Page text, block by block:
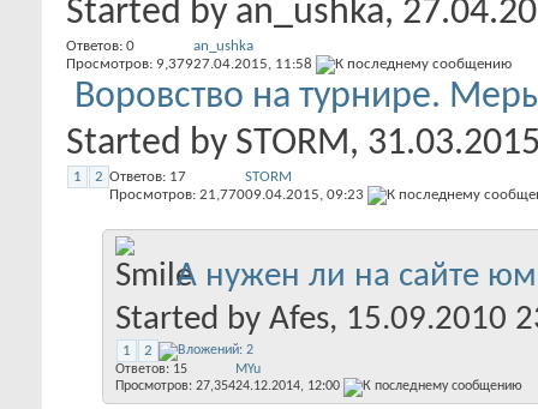
Started by an_ushka,
Ответов: 0
Просмотров: 9,379
an_ushka
27.04.2015, 11:58
Воровство на турнире.
Started by STORM,
1 2 Ответов: 17
Просмотров: 21,770
STORM
09.04.2015, 09:23
А нужен ли на сайте
Started by Afes, 15.09.2010
1 2
Ответов: 15
Просмотров: 27,354
MYu
24.12.2014, 12:00